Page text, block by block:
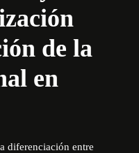
de la
en
diferenciación entre